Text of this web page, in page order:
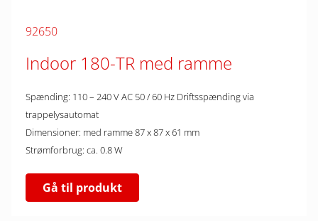
92650
Indoor 180-TR med ramme
Spænding: 110 – 240 V AC 50 / 60 Hz Driftsspænding via
trappelysautomat
Dimensioner: med ramme 87 x 87 x 61 mm
Strømforbrug: ca. 0.8 W
Gå til produkt